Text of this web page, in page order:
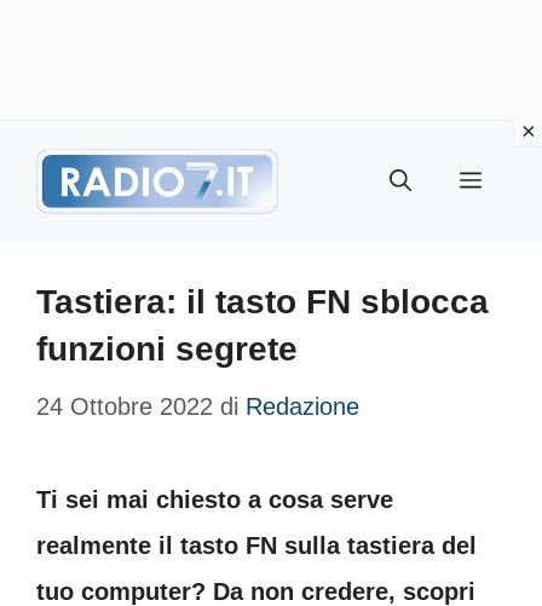
Menu
Tastiera: il tasto FN sblocca
funzioni segrete
24 Ottobre 2022 di Redazione
Ti sei mai chiesto a cosa serve
realmente il tasto FN sulla tastiera del
tuo computer? Da non credere, scopri